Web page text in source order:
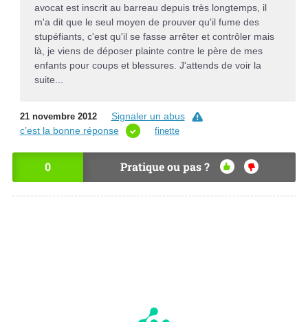
avocat est inscrit au barreau depuis très longtemps, il
m'a dit que le seul moyen de prouver qu'il fume des
stupéfiants, c'est qu'il se fasse arrêter et contrôler mais
là, je viens de déposer plainte contre le père de mes
enfants pour coups et blessures. J'attends de voir la
suite...
21 novembre 2012
Signaler un abus
c’est la bonne réponse
finette
0 Pratique ou pas ?
OU
I
NO